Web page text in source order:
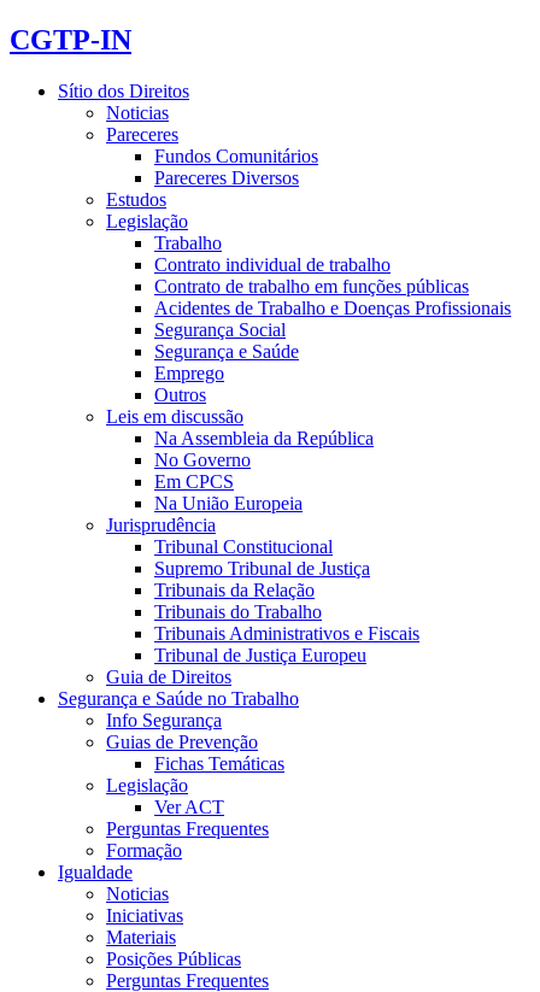
CGTP-IN
Sítio dos Direitos
Noticias
Pareceres
Fundos Comunitários
Pareceres Diversos
Estudos
Legislação
Trabalho
Contrato individual de trabalho
Contrato de trabalho em funções públicas
Acidentes de Trabalho e Doenças Profissionais
Segurança Social
Segurança e Saúde
Emprego
Outros
Leis em discussão
Na Assembleia da República
No Governo
Em CPCS
Na União Europeia
Jurisprudência
Tribunal Constitucional
Supremo Tribunal de Justiça
Tribunais da Relação
Tribunais do Trabalho
Tribunais Administrativos e Fiscais
Tribunal de Justiça Europeu
Guia de Direitos
Segurança e Saúde no Trabalho
Info Segurança
Guias de Prevenção
Fichas Temáticas
Legislação
Ver ACT
Perguntas Frequentes
Formação
Igualdade
Noticias
Iniciativas
Materiais
Posições Públicas
Perguntas Frequentes